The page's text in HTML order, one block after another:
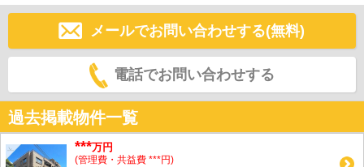
メールでお問い合わせする(無料)
電話でお問い合わせする
過去掲載物件一覧
***万円
(管理費・共益費 ***円)